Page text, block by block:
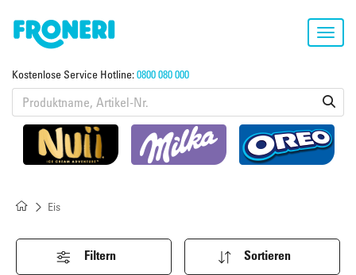
Kostenlose Service Hotline:0800 080 000
Eis
Filtern Sortieren